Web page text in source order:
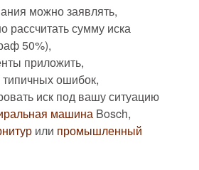
можно заявлять,
рассчитать сумму иска
50%),
приложить,
типичных ошибок,
иск под вашу ситуацию
машина Bosch,
или промышленный